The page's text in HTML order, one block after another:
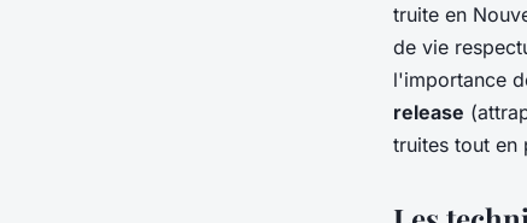
truite en
de vie
l'importance
release
truites tout en